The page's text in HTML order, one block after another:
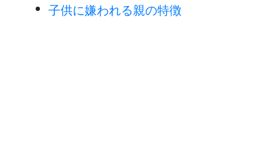
子供に嫌われる親の特徴